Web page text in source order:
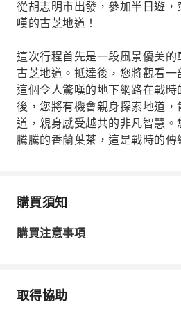
從胡志明市出發，參加半日遊，
嘆的古芝地道！
這次行程首先是一段風景優美的
古芝地道。抵達後，您將觀看
這個令人驚嘆的地下網路在戰時
後，您將有機會親身探索地道，
道，親身感受越共的非凡智慧
騰騰的香蘭葉茶，這是戰時的傳
購買須知
購買注意事項
取得協助